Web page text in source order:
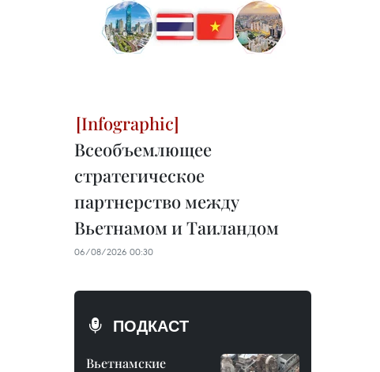
Всеобъемлющее
стратегическое
партнерство между
Вьетнамом и Таиландом
06/08/2026 00:30
ПОДКАСТ
Вьетнамские